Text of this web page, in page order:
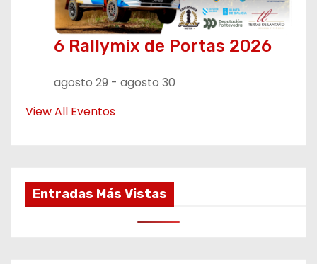
6 Rallymix de Portas 2026
agosto 29 - agosto 30
View All Eventos
Entradas Más Vistas